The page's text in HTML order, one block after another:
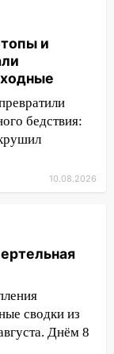
в
на
нужна
дерево
в
том, с
и
бедствия:
10.08.2026
сводки из
Днём 8